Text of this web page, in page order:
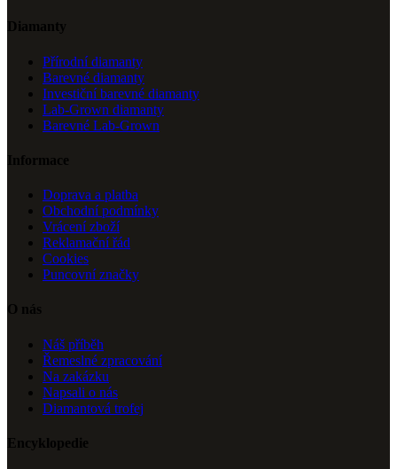
Diamanty
Přírodní diamanty
Barevné diamanty
Investiční barevné diamanty
Lab-Grown diamanty
Barevné Lab-Grown
Informace
Doprava a platba
Obchodní podmínky
Vrácení zboží
Reklamační řád
Cookies
Puncovní značky
O nás
Náš příběh
Řemeslné zpracování
Na zakázku
Napsali o nás
Diamantová trofej
Encyklopedie